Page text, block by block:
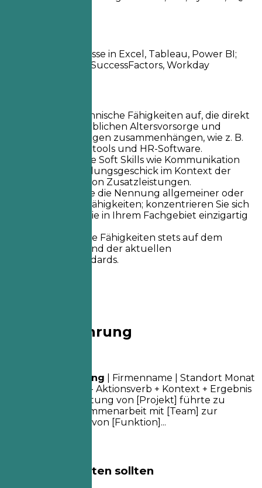
Fundierte Kenntnisse in Excel, Tableau, Power BI;
Kenntnisse in SAP SuccessFactors, Workday
Listen Sie technische Fähigkeiten auf, die direkt
mit der betrieblichen Altersvorsorge und
Zusatzleistungen zusammenhängen, wie z. B.
Datenanalysetools und HR-Software.
Priorisieren Sie Soft Skills wie Kommunikation
und Verhandlungsgeschick im Kontext der
Verwaltung von Zusatzleistungen.
Vermeiden Sie die Nennung allgemeiner oder
irrelevanter Fähigkeiten; konzentrieren Sie sich
auf das, was Sie in Ihrem Fachgebiet einzigartig
Halten Sie Ihre Fähigkeiten stets auf dem
neuesten Stand der aktuellen
Industriestandards.
Berufserfahrung
Berufsbezeichnung | Firmenname | Standort Monat
- Aktionsverb + Kontext + Ergebnis
(quantifiziert) - Leitung von [Projekt] führte zu
[Ergebnis]... - Zusammenarbeit mit [Team] zur
Implementierung von [Funktion]...
Worauf Sie achten sollten